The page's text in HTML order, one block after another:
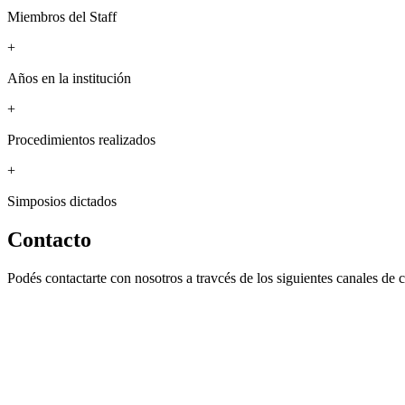
Miembros del Staff
+
Años en la institución
+
Procedimientos realizados
+
Simposios dictados
Contacto
Podés contactarte con nosotros a travcés de los siguientes canales de